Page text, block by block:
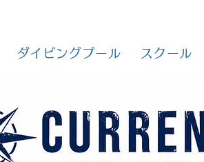
ダイビングプール スクール